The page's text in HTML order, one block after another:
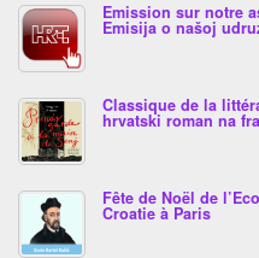
Emission sur notre
Emisija o našoj
Classique de la
hrvatski roman na
Fête de Noël de
Croatie à Paris